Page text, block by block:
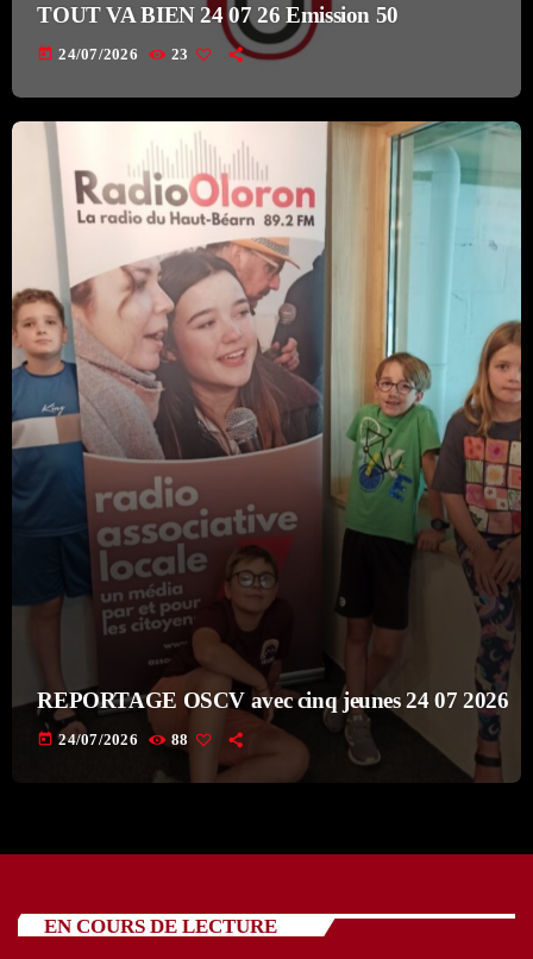
TOUT VA BIEN 24 07 26 Emission 50
today 24/07/2026 23
REPORTAGE OSCV avec cinq jeunes 24 07 2026
today 24/07/2026 88
EN COURS DE LECTURE